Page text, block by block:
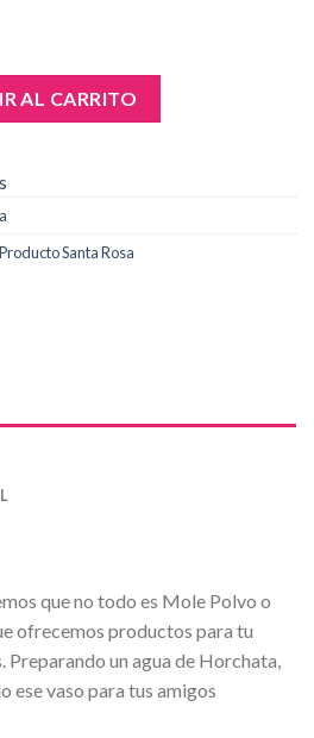
AL CARRITO
Producto Santa Rosa
que no todo es Mole Polvo o
ofrecemos productos para tu
Preparando un agua de Horchata,
ese vaso para tus amigos